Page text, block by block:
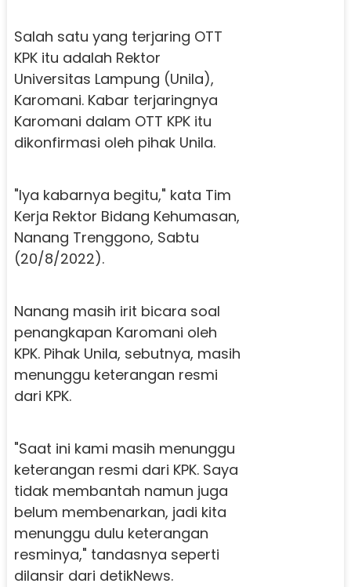
Salah satu yang terjaring OTT
KPK itu adalah Rektor
Universitas Lampung (Unila),
Karomani. Kabar terjaringnya
Karomani dalam OTT KPK itu
dikonfirmasi oleh pihak Unila.
"Iya kabarnya begitu," kata Tim
Kerja Rektor Bidang Kehumasan,
Nanang Trenggono, Sabtu
(20/8/2022).
Nanang masih irit bicara soal
penangkapan Karomani oleh
KPK. Pihak Unila, sebutnya, masih
menunggu keterangan resmi
dari KPK.
"Saat ini kami masih menunggu
keterangan resmi dari KPK. Saya
tidak membantah namun juga
belum membenarkan, jadi kita
menunggu dulu keterangan
resminya," tandasnya seperti
dilansir dari detikNews.